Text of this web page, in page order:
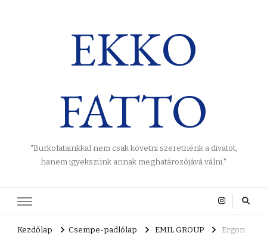
EKKO
FATTO
"Burkolatainkkal nem csak követni szeretnénk a divatot,
hanem igyekszünk annak meghatározójává válni."
Kezdőlap Csempe-padlólap EMIL GROUP Ergon